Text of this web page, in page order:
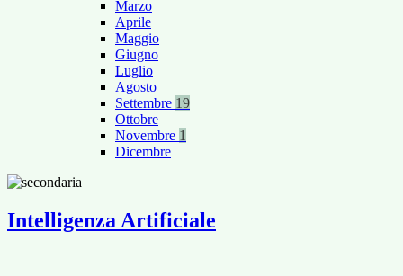
Marzo
Aprile
Maggio
Giugno
Luglio
Agosto
Settembre 19
Ottobre
Novembre 1
Dicembre
Intelligenza Artificiale